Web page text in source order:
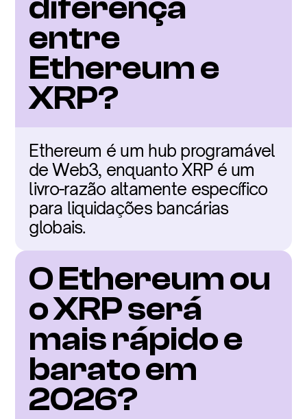
diferença
entre
Ethereum e
XRP?
Ethereum é um hub programável
de Web3, enquanto XRP é um
livro-razão altamente específico
para liquidações bancárias
globais.
O Ethereum ou
o XRP será
mais rápido e
barato em
2026?